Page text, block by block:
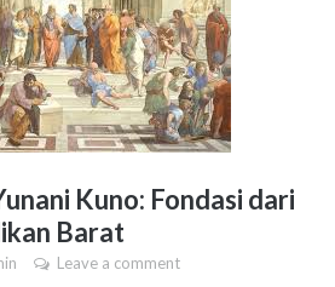
Kuno: Fondasi dari
Barat
Leave a comment